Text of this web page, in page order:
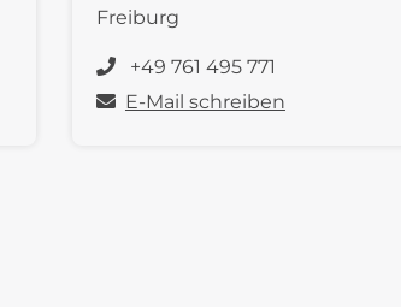
Freiburg
+49 761 495 771
E-Mail schreiben